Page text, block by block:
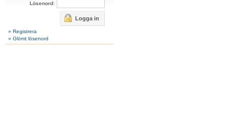
Lösenord:
Logga in
» Registrera
» Glömt lösenord